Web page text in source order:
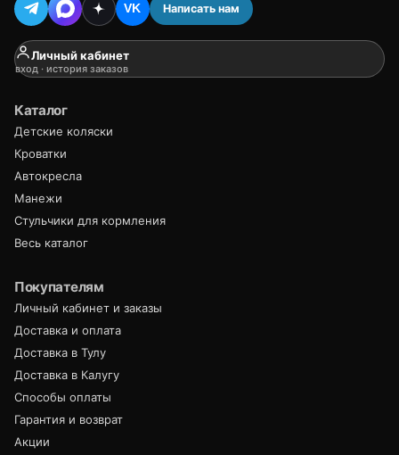
VK Написать нам
Личный кабинет
вход · история заказов
Каталог
Детские коляски
Кроватки
Автокресла
Манежи
Стульчики для кормления
Весь каталог
Покупателям
Личный кабинет и заказы
Доставка и оплата
Доставка в Тулу
Доставка в Калугу
Способы оплаты
Гарантия и возврат
Акции